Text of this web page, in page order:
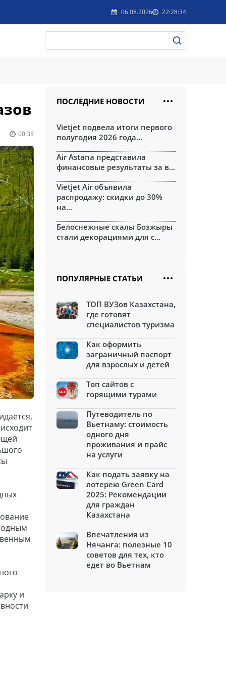
06.08.2026 22:28:34
00:35
и
ПОСЛЕДНИЕ НОВОСТИ
Vietjet подвела итоги первого
полугодия 2026 года...
Air Astana представила
финансовые результаты за в...
Vietjet Air объявила
распродажу: скидки до 30%
на...
Белоснежные скалы Бозжыры
стали декорациями для с...
ПОПУЛЯРНЫЕ СТАТЬИ
ТОП ВУЗов Казахстана,
где готовят
специалистов туризма
Как оформить
заграничный паспорт
для взрослых и детей
Топ сайтов с
горящими турами
Путеводитель по
Вьетнаму: стоимость
одного дня
проживания и прайс
на услуги
Как подать заявку на
лотерею Green Card
2025: Рекомендации
для граждан
Казахстана
Впечатления из
Нячанга: полезные 10
советов для тех, кто
едет во Вьетнам